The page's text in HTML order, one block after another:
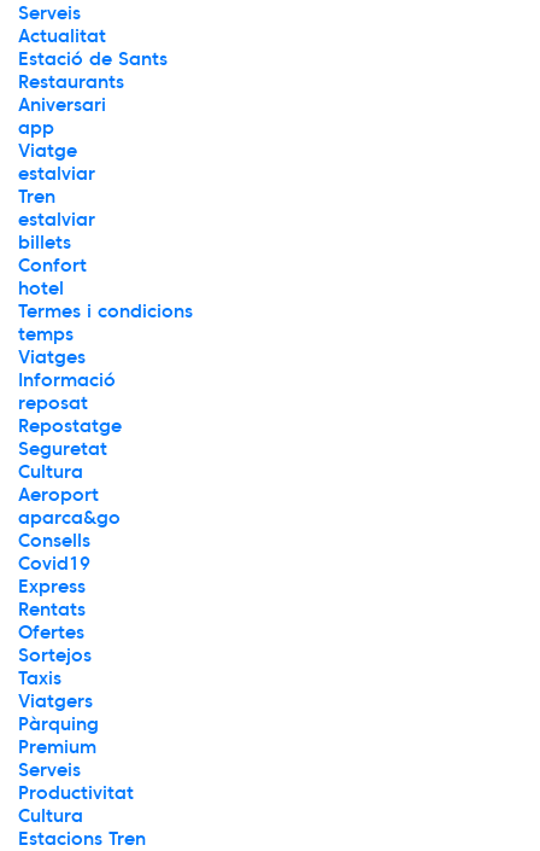
Serveis
Actualitat
Estació de Sants
Restaurants
Aniversari
app
Viatge
estalviar
Tren
estalviar
billets
Confort
hotel
Termes i condicions
temps
Viatges
Informació
reposat
Repostatge
Seguretat
Cultura
Aeroport
aparca&go
Consells
Covid19
Express
Rentats
Ofertes
Sortejos
Taxis
Viatgers
Pàrquing
Premium
Serveis
Productivitat
Cultura
Estacions Tren